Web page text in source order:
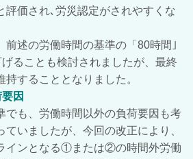
評価され､労災認定がされやすくな
前述の労働時間の基準の「80時間｣
ることも検討されましたが、最終
することとなりました。
因
も、労働時間以外の負荷要因も考
ていましたが、今回の改正により、
インとなる①または②の時間外労働